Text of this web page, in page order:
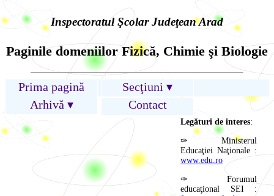
Inspectoratul Şcolar Judeţean Arad
Paginile domeniilor Fizică, Chimie şi Biologie
Prima pagină
Secţiuni ▾
Arhivă ▾
Contact
Legături de interes:
✑ Ministerul
Educaţiei Naţionale :
www.edu.ro
✑ Forumul
educaţional SEI :